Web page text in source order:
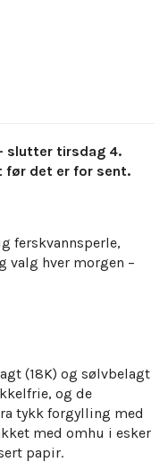
slutter tirsdag 4.
før det er for sent.
ferskvannsperle,
valg hver morgen –
(18K) og sølvbelagt
og de
tykk forgylling med
med omhu i esker
papir.